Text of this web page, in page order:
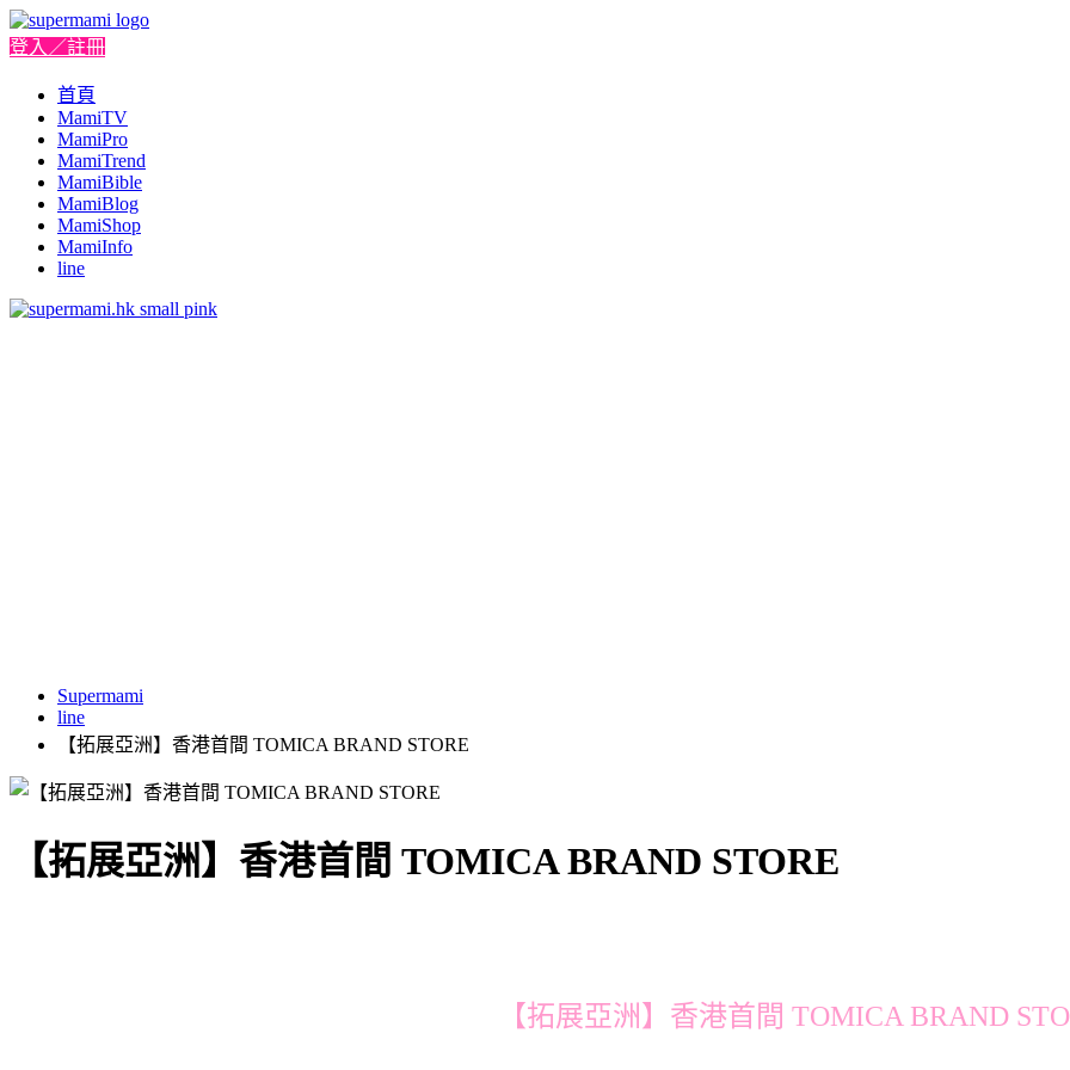
登入／註冊
首頁
MamiTV
MamiPro
MamiTrend
MamiBible
MamiBlog
MamiShop
MamiInfo
line
Supermami
line
【拓展亞洲】香港首間 TOMICA BRAND STORE
【拓展亞洲】香港首間 TOMICA BRAND STORE
【拓展亞洲】香港首間 TOMICA BRAND